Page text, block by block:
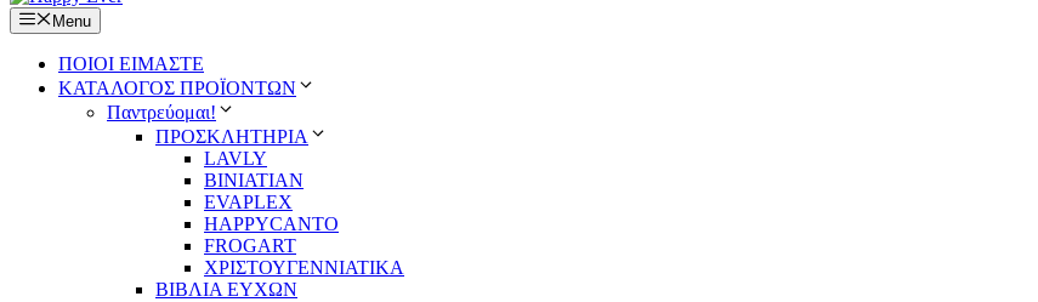
Menu
ΠΟΙΟΙ ΕΙΜΑΣΤΕ
ΚΑΤΑΛΟΓΟΣ ΠΡΟΪΟΝΤΩΝ
Παντρεύομαι!
ΠΡΟΣΚΛΗΤΗΡΙΑ
LAVLY
BINIATIAN
EVAPLEX
HAPPYCANTO
FROGART
ΧΡΙΣΤΟΥΓΕΝΝΙΑΤΙΚΑ
ΒΙΒΛΙΑ ΕΥΧΩΝ